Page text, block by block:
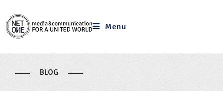
Menu
BLOG